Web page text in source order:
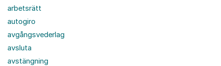
arbetsrätt
autogiro
avgångsvederlag
avsluta
avstängning